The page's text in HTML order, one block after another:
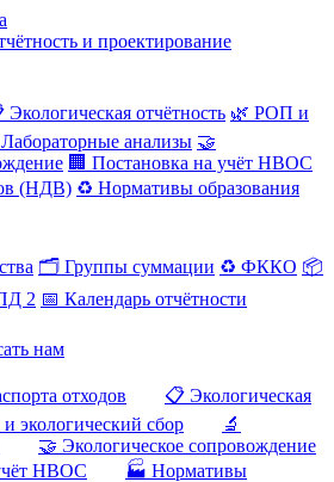
и проектирование
Экологическая отчётность 🌿 РОП и
анализы 🤝
🏢 Постановка на учёт НВОС
(НДВ) ♻️ Нормативы образования
🗂️ Группы суммации ♻️ ФККО 📦
2 📅 Календарь отчётности
нам
отходов
📋 Экологическая
экологический сбор
🔬
🤝 Экологическое сопровождение
НВОС
🏭 Нормативы